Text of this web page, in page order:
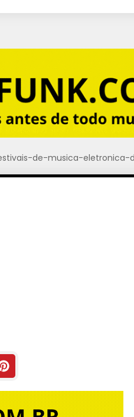
de-musica-eletronica-